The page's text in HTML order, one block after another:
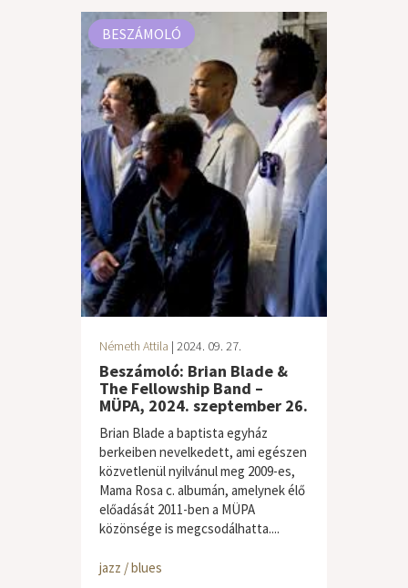
BESZÁMOLÓ
Németh Attila | 2024. 09. 27.
Beszámoló: Brian Blade &
The Fellowship Band –
MÜPA, 2024. szeptember 26.
Brian Blade a baptista egyház
berkeiben nevelkedett, ami egészen
közvetlenül nyilvánul meg 2009-es,
Mama Rosa c. albumán, amelynek élő
előadását 2011-ben a MÜPA
közönsége is megcsodálhatta....
jazz / blues